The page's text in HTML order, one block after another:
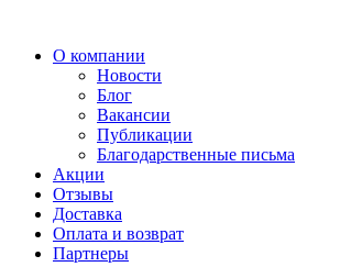
О компании
Новости
Блог
Вакансии
Публикации
Благодарственные письма
Акции
Отзывы
Доставка
Оплата и возврат
Партнеры